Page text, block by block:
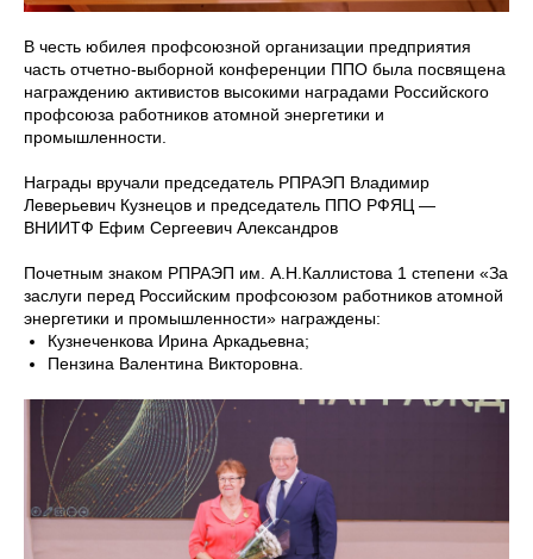
В честь юбилея профсоюзной организации предприятия
часть отчетно-выборной конференции ППО была посвящена
награждению активистов высокими наградами Российского
профсоюза работников атомной энергетики и
промышленности.
Награды вручали председатель РПРАЭП Владимир
Леверьевич Кузнецов и председатель ППО РФЯЦ —
ВНИИТФ Ефим Сергеевич Александров
Почетным знаком РПРАЭП им. А.Н.Каллистова 1 степени «За
заслуги перед Российским профсоюзом работников атомной
энергетики и промышленности» награждены:
Кузнеченкова Ирина Аркадьевна;
Пензина Валентина Викторовна.